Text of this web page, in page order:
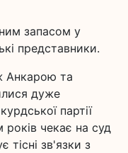
запасом у
представники.
Анкарою та
дуже
партії
років чекає на суд
тісні зв'язки з